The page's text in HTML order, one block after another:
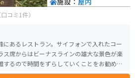
口コミ1件）
にあるレストラン。サイフォンで入れたコー
ス席からはビーナスラインの雄大な景色が楽
するので時間をずらしていくことをお勧めす